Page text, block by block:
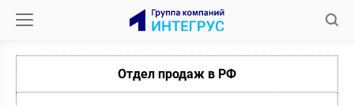
Отдел продаж в РФ